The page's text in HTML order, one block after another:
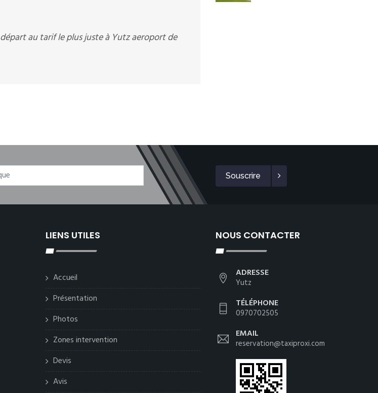
au tarif le plus juste à Yutz aeroport de
Souscrire
LIENS UTILES
Accueil
Présentation
Photos
Zones intervention
Devis
Avis
NOUS CONTACTER
ADRESSE
Yutz
TÉLÉPHONE
0970702505
EMAIL
reservation@taxiproxi.com